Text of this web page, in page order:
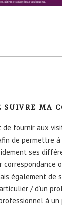
SUIVRE MA
de fournir aux
de permettre
ses
correspondance
également de
/ d’un
à